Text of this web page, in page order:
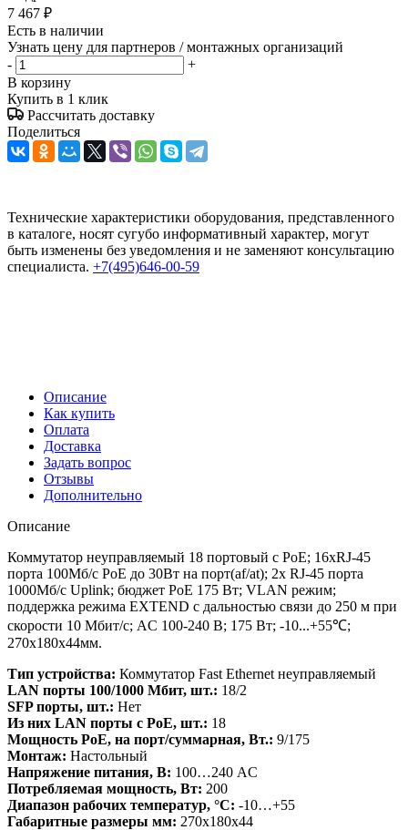
7 467 ₽
Есть в наличии
Узнать цену для партнеров / монтажных организаций
-
+
В корзину
Купить в 1 клик
Рассчитать доставку
Поделиться
Технические характеристики оборудования, представленного
в каталоге, носят сугубо информативный характер, могут
быть изменены без уведомления и не заменяют консультацию
специалиста. +7(495)646-00-59
Описание
Как купить
Оплата
Доставка
Задать вопрос
Отзывы
Дополнительно
Описание
Коммутатор неуправляемый 18 портовый с PoE; 16xRJ-45
порта 100Мб/с PoE до 30Вт на порт(af/at); 2x RJ-45 порта
1000Мб/с Uplink; бюджет PoE 175 Вт; VLAN режим;
поддержка режима EXTEND с дальностью связи до 250 м при
скорости 10 Мбит/с; AC 100-240 В; 175 Вт; -10...+55℃;
270х180х44мм.
Тип устройства: Коммутатор Fast Ethernet неуправляемый
LAN порты 100/1000 Мбит, шт.: 18/2
SFP порты, шт.: Нет
Из них LAN порты с PoE, шт.: 18
Мощность РоЕ, на порт/суммарная, Вт.: 9/175
Монтаж: Настольный
Напряжение питания, В: 100…240 AC
Потребляемая мощность, Вт: 200
Диапазон рабочих температур, °С: -10…+55
Габаритные размеры мм: 270х180х44